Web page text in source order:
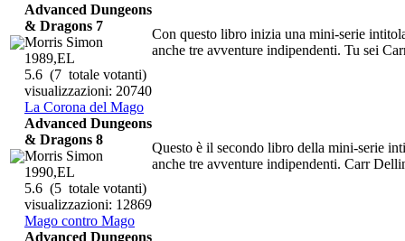
Con questo libro inizia una mini-serie
anche tre avventure indipendenti. Tu sei
Advanced Dungeons
& Dragons 7
Morris Simon
1989,EL
5.6 (7 totale votanti)
visualizzazioni: 20740
La Corona del Mago
Questo è il secondo libro della mini-serie
anche tre avventure indipendenti. Carr
Advanced Dungeons
& Dragons 8
Morris Simon
1990,EL
5.6 (5 totale votanti)
visualizzazioni: 12869
Mago contro Mago
Advanced Dungeons